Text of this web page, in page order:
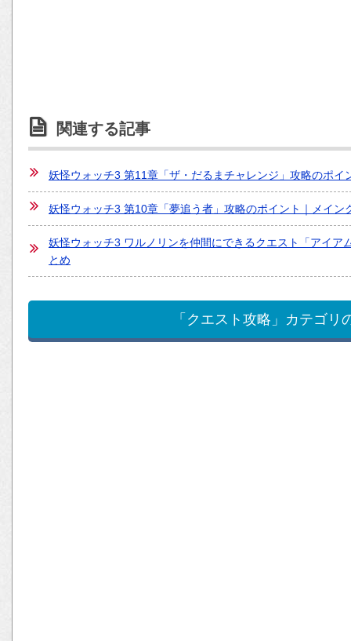
関連する記事
妖怪ウォッチ3 第11章「ザ・だるまチャレンジ」攻略のポイ
妖怪ウォッチ3 第10章「夢追う者」攻略のポイント｜メイン
妖怪ウォッチ3 ワルノリンを仲間にできるクエスト「アイ
とめ
「クエスト攻略」カテゴリ